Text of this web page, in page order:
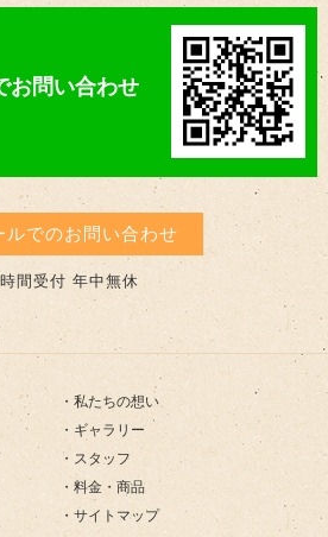
お問い合わせ
ルでのお問い合わせ
間受付 年中無休
私たちの想い
ギャラリー
スタッフ
料金・商品
サイトマップ